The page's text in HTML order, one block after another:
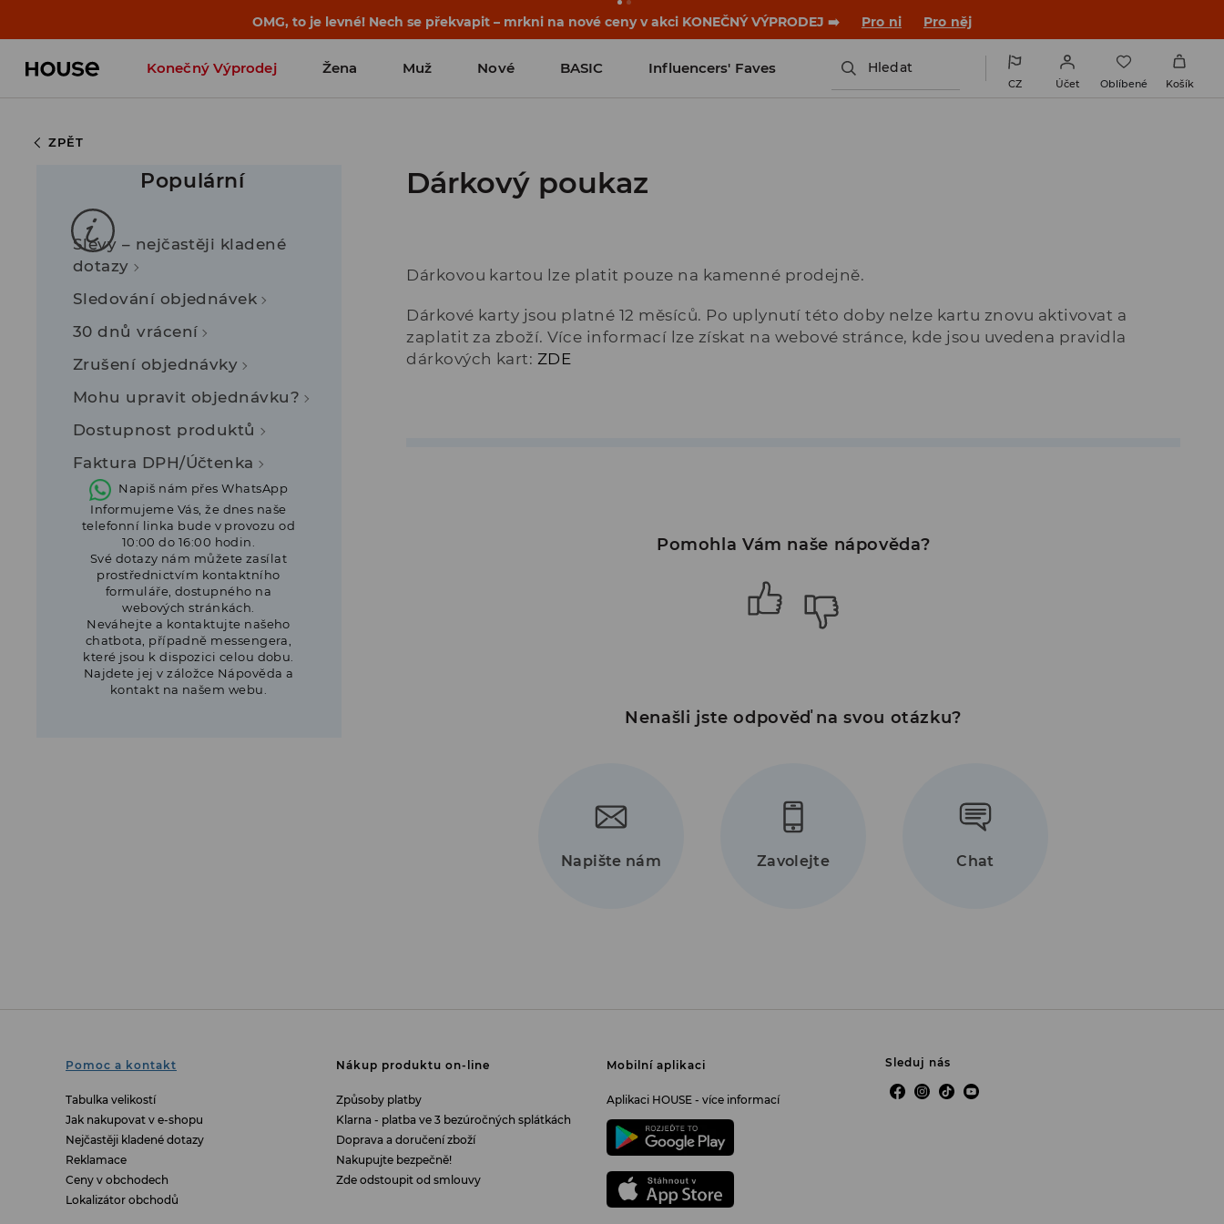
OMG, to je levné! Nech se překvapit – mrkni na nové ceny v akci KONEČNÝ VÝPRODEJ ➡️ Pro ni Pro něj
Konečný Výprodej Žena Muž Nové BASIC Influencers' Faves Hledat
CZ Účet Oblíbené Košík
ZPĚT
Populární
Slevy – nejčastěji kladené
dotazy
Sledování objednávek
30 dnů vrácení
Zrušení objednávky
Mohu upravit objednávku?
Dostupnost produktů
Faktura DPH/Účtenka
Napiš nám přes WhatsApp
Informujeme Vás, že dnes naše
telefonní linka bude v provozu od
10:00 do 16:00 hodin.
Své dotazy nám můžete zasílat
prostřednictvím kontaktního
formuláře, dostupného na
webových stránkách.
Neváhejte a kontaktujte našeho
chatbota, případně messengera,
které jsou k dispozici celou dobu.
Najdete jej v záložce Nápověda a
kontakt na našem webu.
Dárkový poukaz
Dárkovou kartou lze platit pouze na kamenné prodejně.
Dárkové karty jsou platné 12 měsíců. Po uplynutí této doby nelze kartu znovu aktivovat a
zaplatit za zboží. Více informací lze získat na webové stránce, kde jsou uvedena pravidla
dárkových kart: ZDE
Pomohla Vám naše nápověda?
Nenašli jste odpověď na svou otázku?
Napište nám Zavolejte
+420 296
330 713
Chat
Pomoc a kontakt
Tabulka velikostí
Jak nakupovat v e-shopu
Nejčastěji kladené dotazy
Reklamace
Ceny v obchodech
Lokalizátor obchodů
Nákup produktu on-line
Způsoby platby
Klarna - platba ve 3 bezúročných splátkách
Doprava a doručení zboží
Nakupujte bezpečně!
Zde odstoupit od smlouvy
Mobilní aplikaci
Aplikaci HOUSE - více informací
Sleduj nás